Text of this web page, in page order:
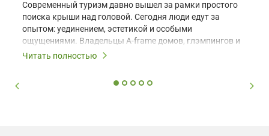
Современный туризм давно вышел за рамки простого
поиска крыши над головой. Сегодня люди едут за
опытом: уединением, эстетикой и особыми
ощущениями. Владельцы A-frame домов, глэмпингов и
шале понимают, что конкуренция растет, и
вернуться и поделиться впечатлениями в соцсетях,
Читать полностью